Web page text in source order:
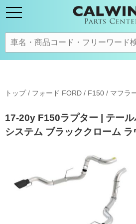
トップ/ フォード FORD / F150 / マフラ
17-20y F150ラプター | テー
システム ブラッククローム